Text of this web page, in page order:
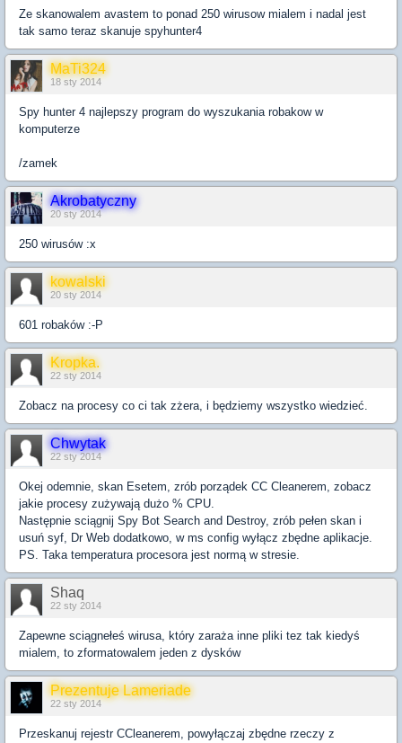
Ze skanowalem avastem to ponad 250 wirusow mialem i nadal jest
tak samo teraz skanuje spyhunter4
MaTi324
18 sty 2014
Spy hunter 4 najlepszy program do wyszukania robakow w
komputerze
/zamek
Akrobatyczny
20 sty 2014
250 wirusów :x
kowalski
20 sty 2014
601 robaków :-P
Kropka.
22 sty 2014
Zobacz na procesy co ci tak zżera, i będziemy wszystko wiedzieć.
Chwytak
22 sty 2014
Okej odemnie, skan Esetem, zrób porządek CC Cleanerem, zobacz
jakie procesy zużywają dużo % CPU.
Następnie sciągnij Spy Bot Search and Destroy, zrób pełen skan i
usuń syf, Dr Web dodatkowo, w ms config wyłącz zbędne aplikacje.
PS. Taka temperatura procesora jest normą w stresie.
Shaq
22 sty 2014
Zapewne sciągnełeś wirusa, który zaraża inne pliki tez tak kiedyś
mialem, to zformatowalem jeden z dysków
Prezentuje Lameriade
22 sty 2014
Przeskanuj rejestr CCleanerem, powyłączaj zbędne rzeczy z